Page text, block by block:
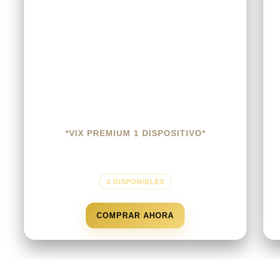
*VIX PREMIUM 1 DISPOSITIVO*
2 DISPONIBLES
COMPRAR AHORA